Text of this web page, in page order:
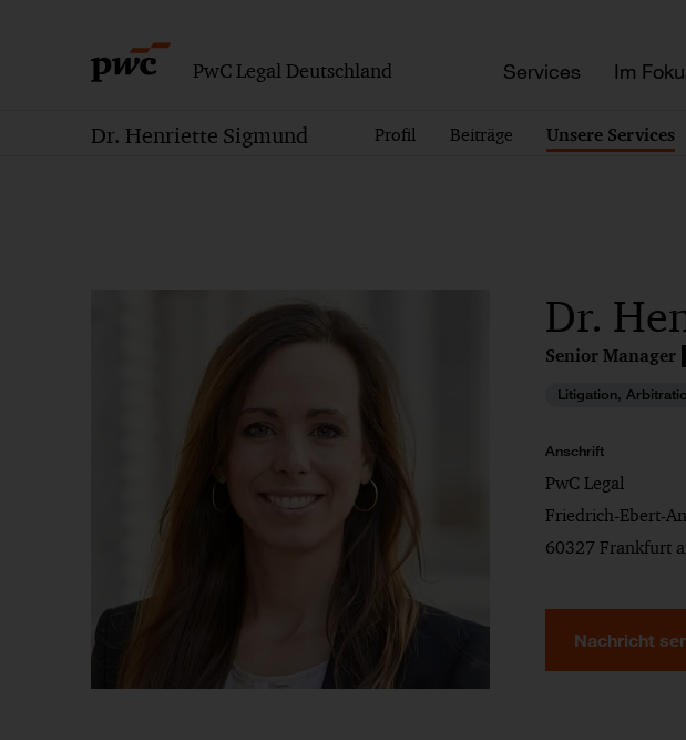
PwC Legal Deutschland Services Im
Dr. Henriette Sigmund Profil Beiträge Unsere Services
Dr.
Senior Manager
Litigation,
Anschrift
PwC Legal
Friedrich-Ebert-
60327 Frankfurt
Nachricht